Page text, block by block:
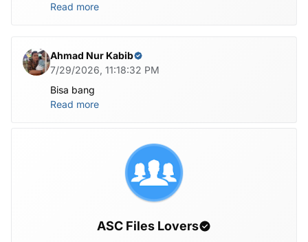
Read more
Ahmad Nur Kabib
7/29/2026, 11:18:32 PM
Bisa bang
Read more
ASC Files Lovers